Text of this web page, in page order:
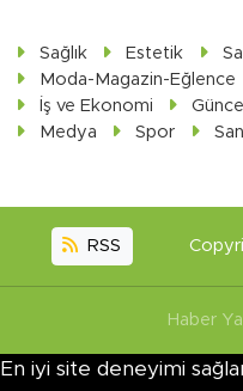
Sağlık Estetik
Moda-Magazin-Eğlence
İş ve Ekonomi
Güncel
Medya
Spor
RSS
Haber
En iyi site deneyimi